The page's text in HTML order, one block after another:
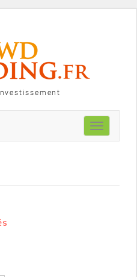
Toggle
navigation